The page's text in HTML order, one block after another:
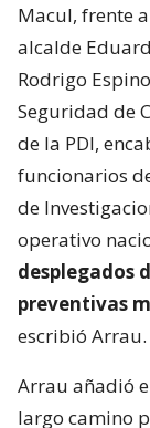
Macul, frente
alcalde
Rodrigo
Seguridad de
de la PDI,
funcionarios
de
operativo
desplegados
preventivas
escribió Arrau.
Arrau añadió
largo camino